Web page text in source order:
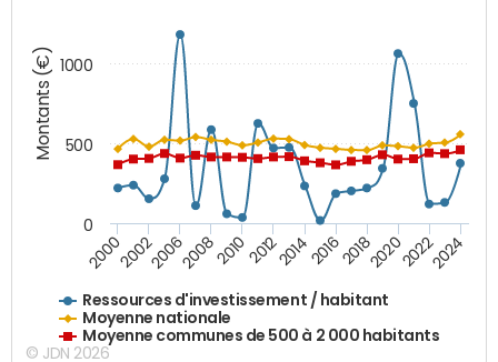
Montants (€)
Ressources d'investissement / habitant
Moyenne nationale
Moyenne communes de 500 à 2 000 habitants
200020022006200820102012201420162018202020222024
0
500
1000
© JDN 2026